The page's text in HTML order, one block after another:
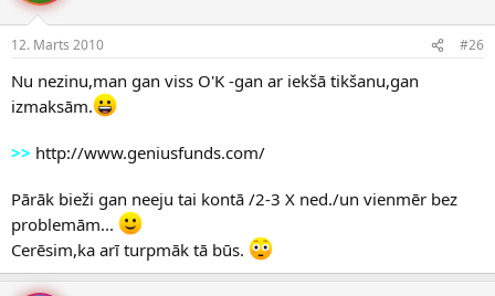
12. Marts 2010 #26
Nu nezinu,man gan viss O'K -gan ar iekšā tikšanu,gan
izmaksām.
>> http://www.geniusfunds.com/
Pārāk bieži gan neeju tai kontā /2-3 X ned./un vienmēr bez
problemām...
Cerēsim,ka arī turpmāk tā būs.